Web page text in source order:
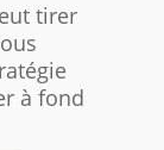
tirer
à fond